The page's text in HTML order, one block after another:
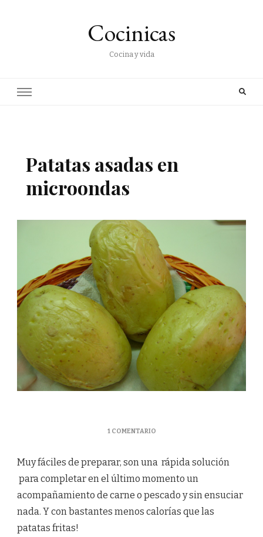
Cocinicas
Cocina y vida
Patatas asadas en
microondas
1 COMENTARIOEN
EN
Muy fáciles de preparar, son una rápida solución
para completar en el último momento un
acompañamiento de carne o pescado y sin ensuciar
nada. Y con bastantes menos calorías que las
patatas fritas!